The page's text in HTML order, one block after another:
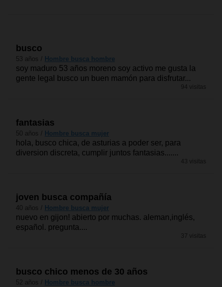
busco
53 años / Hombre busca hombre
soy maduro 53 años moreno soy activo me gusta la
gente legal busco un buen mamón para disfrutar...
94 visitas
fantasias
50 años / Hombre busca mujer
hola, busco chica, de asturias a poder ser, para
diversion discreta, cumplir juntos fantasias.......
43 visitas
joven busca compañía
40 años / Hombre busca mujer
nuevo en gijon! abierto por muchas. aleman,inglés,
español. pregunta....
37 visitas
busco chico menos de 30 años
52 años / Hombre busca hombre